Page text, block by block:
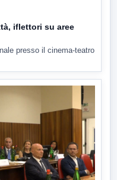
iflettori su aree
presso il cinema-teatro